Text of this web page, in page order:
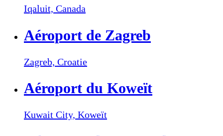
Iqaluit, Canada
Aéroport de Zagreb
Zagreb, Croatie
Aéroport du Koweït
Kuwait City, Koweït